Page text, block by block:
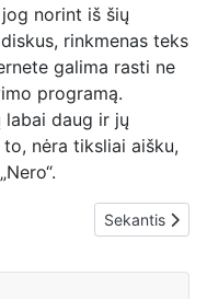
norint iš šių
rinkmenas teks
galima rasti ne
programą.
labai daug ir jų
nėra tiksliai aišku,
„Android“ sistemoje?
Next article:
Sekantis